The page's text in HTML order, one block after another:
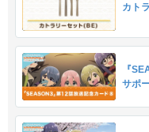
カト
『
サポ